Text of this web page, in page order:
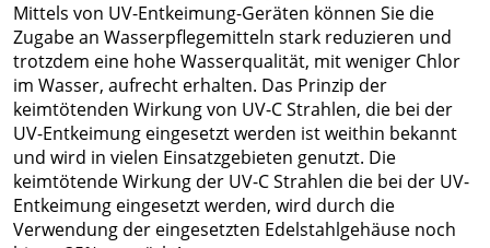
Mittels von UV-Entkeimung-Geräten können Sie die
Zugabe an Wasserpflegemitteln stark reduzieren und
trotzdem eine hohe Wasserqualität, mit weniger Chlor
im Wasser, aufrecht erhalten. Das Prinzip der
keimtötenden Wirkung von UV-C Strahlen, die bei der
UV-Entkeimung eingesetzt werden ist weithin bekannt
und wird in vielen Einsatzgebieten genutzt. Die
keimtötende Wirkung der UV-C Strahlen die bei der UV-
Entkeimung eingesetzt werden, wird durch die
Verwendung der eingesetzten Edelstahlgehäuse noch